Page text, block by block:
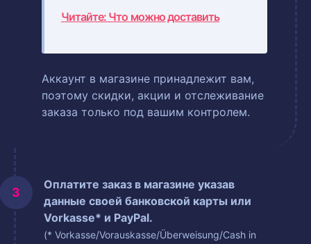
Читайте: Что можно доставить
Аккаунт в магазине принадлежит вам,
поэтому скидки, акции и отслеживание
заказа только под вашим контролем.
Оплатите заказ в магазине указав
данные своей банковской карты или
Vorkasse* и PayPal.
(* Vorkasse/Vorauskasse/Überweisung/Cash in